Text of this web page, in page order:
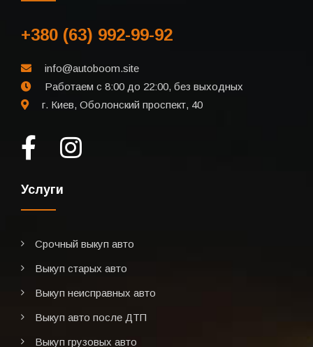
+380 (63) 992-99-92
info@autoboom.site
Работаем с 8:00 до 22:00, без выходных
г. Киев, Оболонский проспект, 40
Услуги
Срочный выкуп авто
Выкуп старых авто
Выкуп неисправных авто
Выкуп авто после ДТП
Выкуп грузовых авто